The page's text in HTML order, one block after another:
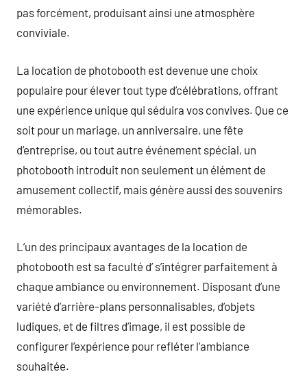
pas forcément, produisant ainsi une atmosphère
conviviale.
La location de photobooth est devenue une choix
populaire pour élever tout type d’célébrations, offrant
une expérience unique qui séduira vos convives. Que ce
soit pour un mariage, un anniversaire, une fête
d’entreprise, ou tout autre événement spécial, un
photobooth introduit non seulement un élément de
amusement collectif, mais génère aussi des souvenirs
mémorables.
L’un des principaux avantages de la location de
photobooth est sa faculté d’ s’intégrer parfaitement à
chaque ambiance ou environnement. Disposant d’une
variété d’arrière-plans personnalisables, d’objets
ludiques, et de filtres d’image, il est possible de
configurer l’expérience pour refléter l’ambiance
souhaitée.